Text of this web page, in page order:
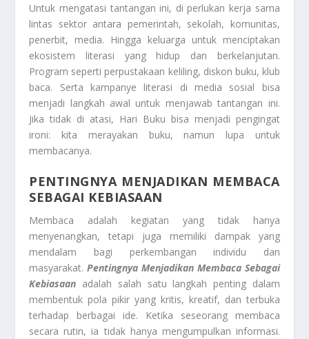
Untuk mengatasi tantangan ini, di perlukan kerja sama
lintas sektor antara pemerintah, sekolah, komunitas,
penerbit, media. Hingga keluarga untuk menciptakan
ekosistem literasi yang hidup dan berkelanjutan.
Program seperti perpustakaan keliling, diskon buku, klub
baca. Serta kampanye literasi di media sosial bisa
menjadi langkah awal untuk menjawab tantangan ini.
Jika tidak di atasi, Hari Buku bisa menjadi pengingat
ironi: kita merayakan buku, namun lupa untuk
membacanya.
PENTINGNYA MENJADIKAN MEMBACA
SEBAGAI KEBIASAAN
Membaca adalah kegiatan yang tidak hanya
menyenangkan, tetapi juga memiliki dampak yang
mendalam bagi perkembangan individu dan
masyarakat.Pentingnya Menjadikan Membaca Sebagai
Kebiasaan adalah salah satu langkah penting dalam
membentuk pola pikir yang kritis, kreatif, dan terbuka
terhadap berbagai ide. Ketika seseorang membaca
secara rutin, ia tidak hanya mengumpulkan informasi.